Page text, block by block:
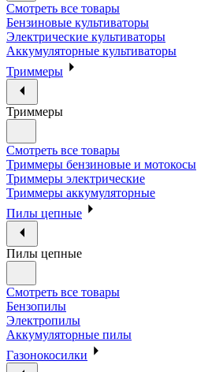
Смотреть все товары
Бензиновые культиваторы
Электрические культиваторы
Аккумуляторные культиваторы
Триммеры
Триммеры
Смотреть все товары
Триммеры бензиновые и мотокосы
Триммеры электрические
Триммеры аккумуляторные
Пилы цепные
Пилы цепные
Смотреть все товары
Бензопилы
Электропилы
Аккумуляторные пилы
Газонокосилки